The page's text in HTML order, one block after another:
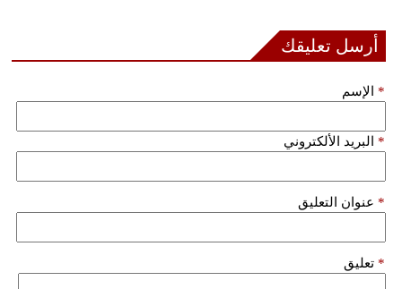
أرسل تعليقك
الإسم *
البريد الألكتروني *
عنوان التعليق *
تعليق *